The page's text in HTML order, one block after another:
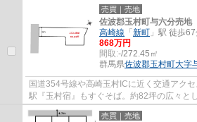
売買｜売地
佐波郡玉村町与六分売地
高崎線 「 新町 」駅 徒歩
868万円
間取:-/272.45㎡
群馬県佐波郡玉村町大字
国道354号線や高崎玉村ICに近く交通アク
駅『玉村宿』もすぐそば。約82坪の広々と
売買｜売地